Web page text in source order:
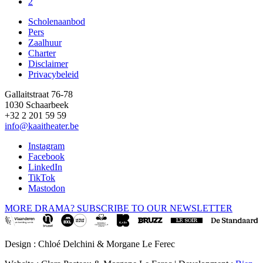
Footer
Scholenaanbod
Pers
Zaalhuur
Charter
Disclaimer
Privacybeleid
Gallaitstraat 76-78
1030 Schaarbeek
+32 2 201 59 59
info@kaaitheater.be
Instagram
Facebook
LinkedIn
TikTok
Mastodon
MORE DRAMA? SUBSCRIBE TO OUR NEWSLETTER
Design : Chloé Delchini & Morgane Le Ferec